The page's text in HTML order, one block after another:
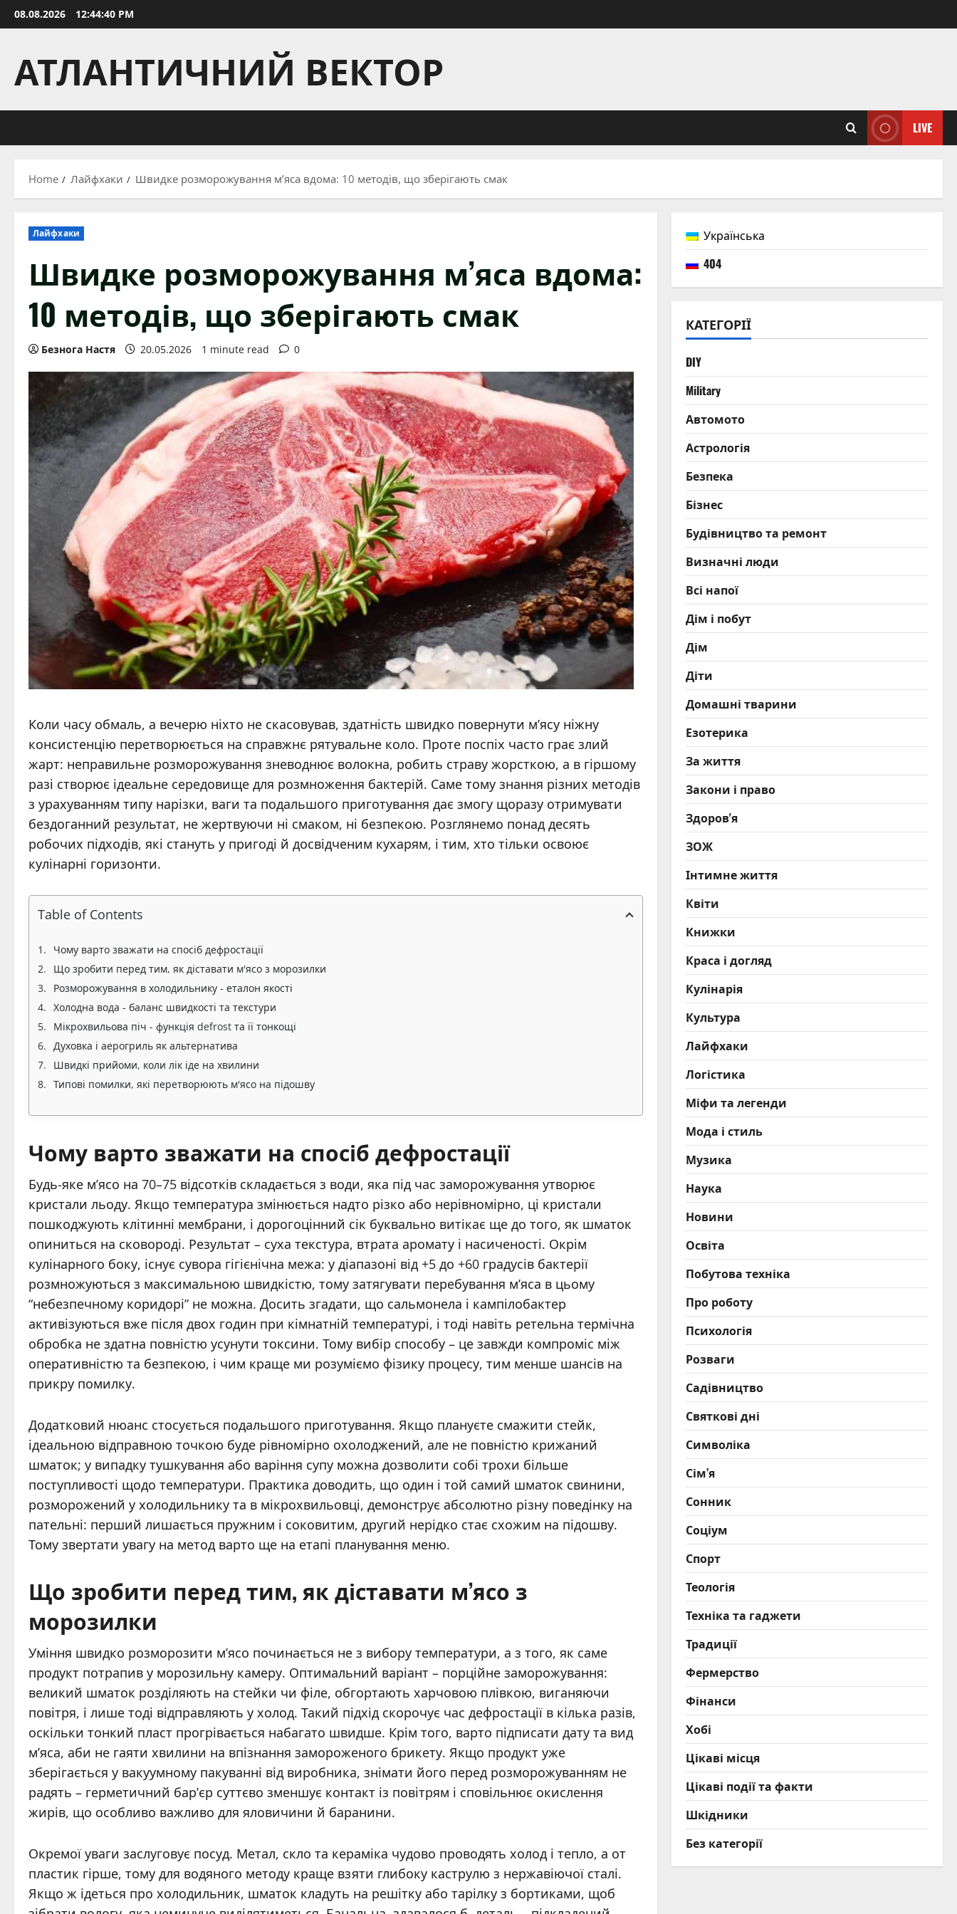
Skip
to
08.08.2026 12:44:41 PM
АТЛАНТИЧНИЙ ВЕКТОР
LIVE
Home Лайфхаки Швидке розморожування м’яса вдома: 10 методів, що зберігають смак
Лайфхаки
Швидке розморожування м’яса вдома:
10 методів, що зберігають смак
Безнога Настя 20.05.2026 1 minute read 0
Коли часу обмаль, а вечерю ніхто не скасовував, здатність швидко повернути м’ясу ніжну
консистенцію перетворюється на справжнє рятувальне коло. Проте поспіх часто грає злий
жарт: неправильне розморожування зневоднює волокна, робить страву жорсткою, а в гіршому
разі створює ідеальне середовище для розмноження бактерій. Саме тому знання різних методів
з урахуванням типу нарізки, ваги та подальшого приготування дає змогу щоразу отримувати
бездоганний результат, не жертвуючи ні смаком, ні безпекою. Розглянемо понад десять
робочих підходів, які стануть у пригоді й досвідченим кухарям, і тим, хто тільки освоює
кулінарні горизонти.
Table of Contents
Чому варто зважати на спосіб дефростації
Що зробити перед тим, як діставати м'ясо з морозилки
Розморожування в холодильнику - еталон якості
Холодна вода - баланс швидкості та текстури
Мікрохвильова піч - функція defrost та її тонкощі
Духовка і аерогриль як альтернатива
Швидкі прийоми, коли лік іде на хвилини
Типові помилки, які перетворюють м'ясо на підошву
Чому варто зважати на спосіб дефростації
Будь-яке м’ясо на 70–75 відсотків складається з води, яка під час заморожування утворює
кристали льоду. Якщо температура змінюється надто різко або нерівномірно, ці кристали
пошкоджують клітинні мембрани, і дорогоцінний сік буквально витікає ще до того, як шматок
опиниться на сковороді. Результат – суха текстура, втрата аромату і насиченості. Окрім
кулінарного боку, існує сувора гігієнічна межа: у діапазоні від +5 до +60 градусів бактерії
розмножуються з максимальною швидкістю, тому затягувати перебування м’яса в цьому
“небезпечному коридорі” не можна. Досить згадати, що сальмонела і кампілобактер
активізуються вже після двох годин при кімнатній температурі, і тоді навіть ретельна термічна
обробка не здатна повністю усунути токсини. Тому вибір способу – це завжди компроміс між
оперативністю та безпекою, і чим краще ми розуміємо фізику процесу, тим менше шансів на
прикру помилку.
Додатковий нюанс стосується подальшого приготування. Якщо плануєте смажити стейк,
ідеальною відправною точкою буде рівномірно охолоджений, але не повністю крижаний
шматок; у випадку тушкування або варіння супу можна дозволити собі трохи більше
поступливості щодо температури. Практика доводить, що один і той самий шматок свинини,
розморожений у холодильнику та в мікрохвильовці, демонструє абсолютно різну поведінку на
пательні: перший лишається пружним і соковитим, другий нерідко стає схожим на підошву.
Тому звертати увагу на метод варто ще на етапі планування меню.
Що зробити перед тим, як діставати м’ясо з
морозилки
Уміння швидко розморозити м’ясо починається не з вибору температури, а з того, як саме
продукт потрапив у морозильну камеру. Оптимальний варіант – порційне заморожування:
великий шматок розділяють на стейки чи філе, обгортають харчовою плівкою, виганяючи
повітря, і лише тоді відправляють у холод. Такий підхід скорочує час дефростації в кілька разів,
оскільки тонкий пласт прогрівається набагато швидше. Крім того, варто підписати дату та вид
м’яса, аби не гаяти хвилини на впізнання замороженого брикету. Якщо продукт уже
зберігається у вакуумному пакуванні від виробника, знімати його перед розморожуванням не
радять – герметичний бар’єр суттєво зменшує контакт із повітрям і сповільнює окислення
жирів, що особливо важливо для яловичини й баранини.
Окремої уваги заслуговує посуд. Метал, скло та кераміка чудово проводять холод і тепло, а от
пластик гірше, тому для водяного методу краще взяти глибоку каструлю з нержавіючої сталі.
Якщо ж ідеться про холодильник, шматок кладуть на решітку або тарілку з бортиками, щоб
Українська
404
КАТЕГОРІЇ
DIY
Military
Автомото
Астрологія
Безпека
Бізнес
Будівництво та ремонт
Визначні люди
Всі напої
Дім і побут
Дім
Діти
Домашні тварини
Езотерика
За життя
Закони і право
Здоров'я
ЗОЖ
Інтимне життя
Квіти
Книжки
Краса і догляд
Кулінарія
Культура
Лайфхаки
Логістика
Міфи та легенди
Мода і стиль
Музика
Наука
Новини
Освіта
Побутова техніка
Про роботу
Психологія
Розваги
Садівництво
Святкові дні
Символіка
Сім’я
Сонник
Соціум
Спорт
Теологія
Техніка та гаджети
Традиції
Фермерство
Фінанси
Хобі
Цікаві місця
Цікаві події та факти
Шкідники
Без категорії